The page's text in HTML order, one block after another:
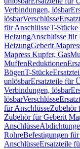
Verbindungen, lösbar
lösbarVerschlüsse
für AnschlüsseT-
HeizungAnschlüsse für
HeizungGeberit
Mapress Kupfer, Gas
MuffenReduktionen
BögenT-Stücke
unlösbarErsatzteile für
Verbindungen, lösbar
lösbarVerschlüsse
für AnschlüsseZubehör
Zubehör für Geberit
Anschlüsse
RohreBefestigungen
AnschlüsseErsatzteile